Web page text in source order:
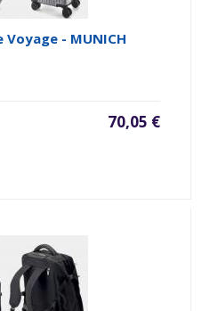
- MUNICH
70,05 €